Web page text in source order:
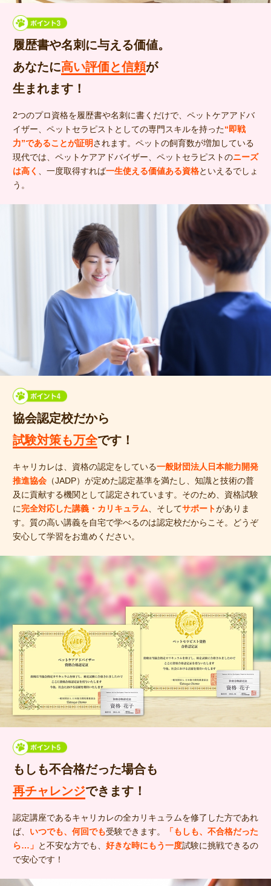
履歴書や名刺に与える価値。
あなたに高い評価と信頼が
生まれます！
2つのプロ資格を履歴書や名刺に書くだけで、ペットケアアドバ
イザー、ペットセラピストとしての専門スキルを持った“即戦
力”であることが証明されます。ペットの飼育数が増加している
現代では、ペットケアアドバイザー、ペットセラピストのニーズ
は高く
、一度取得すれば一生使える価値ある資格といえるでしょ
う。
協会認定校だから
試験対策も万全です！
キャリカレは、資格の認定をしている一般財団法人日本能力開発
推進協会 （JADP）が定めた認定基準を満たし、知識と技術の普
及に貢献する機関として認定されています。そのため、資格試験
に完全対応した講義・カリキュラム 、そしてサポートがありま
す。質の高い講義を自宅で学べるのは認定校だからこそ。どうぞ
安心して学習をお進めください。
もしも不合格だった場合も
再チャレンジできます！
認定講座であるキャリカレの全カリキュラムを修了した方であれ
ば、 いつでも、何回でも受験できます。
「もしも、不合格だった
ら…」 と不安な方でも、 好きな時にもう一度試験に挑戦できるの
で安心です！